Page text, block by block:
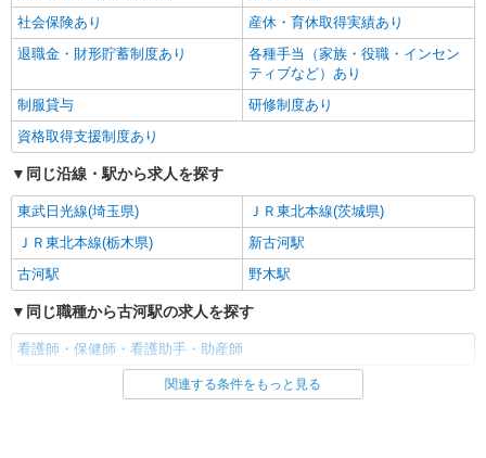
社会保険あり
産休・育休取得実績あり
退職金・財形貯蓄制度あり
各種手当（家族・役職・インセン
ティブなど）あり
制服貸与
研修制度あり
資格取得支援制度あり
同じ沿線・駅から求人を探す
東武日光線(埼玉県)
ＪＲ東北本線(茨城県)
ＪＲ東北本線(栃木県)
新古河駅
古河駅
野木駅
同じ職種から古河駅の求人を探す
看護師・保健師・看護助手・助産師
同じ雇用形態から古河駅の求人を探す
関連する条件をもっと見る